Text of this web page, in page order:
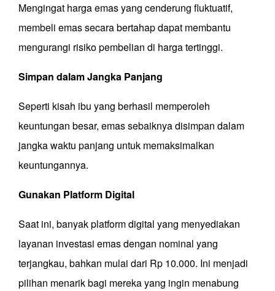
Mengingat harga emas yang cenderung fluktuatif,
membeli emas secara bertahap dapat membantu
mengurangi risiko pembelian di harga tertinggi.
Simpan dalam Jangka Panjang
Seperti kisah ibu yang berhasil memperoleh
keuntungan besar, emas sebaiknya disimpan dalam
jangka waktu panjang untuk memaksimalkan
keuntungannya.
Gunakan Platform Digital
Saat ini, banyak platform digital yang menyediakan
layanan investasi emas dengan nominal yang
terjangkau, bahkan mulai dari Rp 10.000. Ini menjadi
pilihan menarik bagi mereka yang ingin menabung